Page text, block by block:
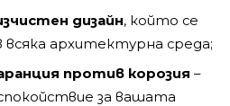
дизайн, който се
всяка архитектурна среда;
против корозия –
за вашата